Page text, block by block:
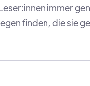
immer
finden, die sie